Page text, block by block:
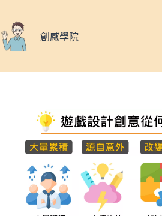
創感學院